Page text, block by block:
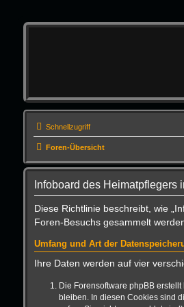
Schnellzugriff
Foren-Übersicht
Infoboard des
Diese Richtlinie beschreibt, wie
Foren-Besuchs gesammelt
Umfang und Art der
Ihre Daten werden auf vier
Die Forensoftware phpBB
bleiben. In diesen Cookies sind